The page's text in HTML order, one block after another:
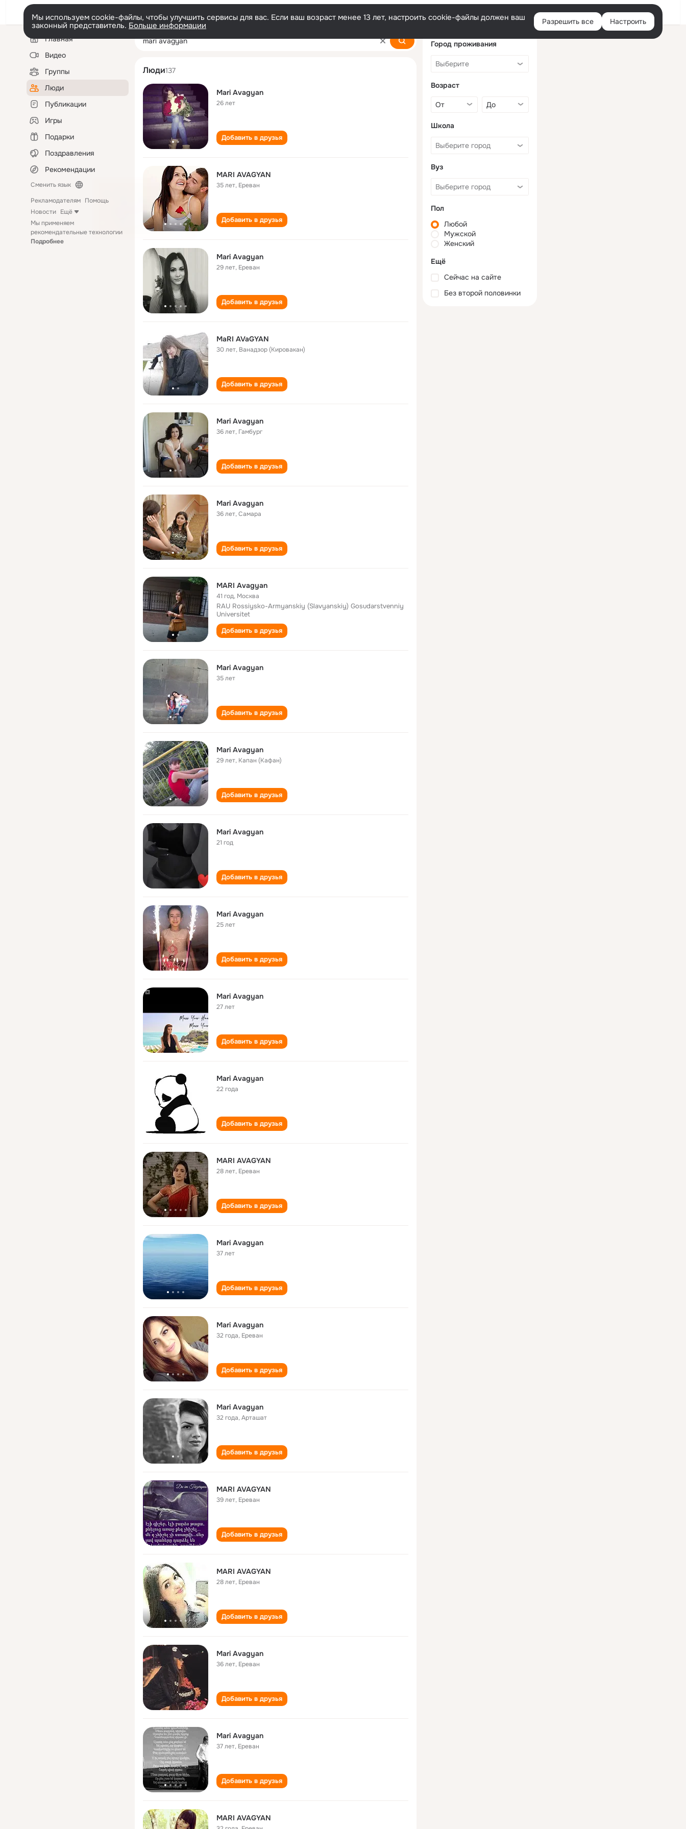
Войти
Мы используем cookie-файлы, чтобы улучшить сервисы для вас. Если ваш возраст менее 13 лет, настроить cookie-файлы должен ваш
законный представитель. Больше информации Разрешить все Настроить
Левая
колонкаГлавная
Видео
Группы
Люди
Публикации
Игры
Подарки
Поздравления
Рекомендации
Сменить язык
Рекламодателям Помощь
Новости Ещё
Мы применяем
рекомендательные технологии
Подробнее
mari avagyan
Люди137
Mari Avagyan
26 лет
Добавить в друзья
MARI AVAGYAN
35 лет, Ереван
Добавить в друзья
Mari Avagyan
29 лет, Ереван
Добавить в друзья
MaRI AVaGYAN
30 лет, Ванадзор (Кировакан)
Добавить в друзья
Mari Avagyan
36 лет, Гамбург
Добавить в друзья
Mari Avagyan
36 лет,Самара
Добавить в друзья
MARI Avagyan
41 год, Москва
RAU Rossiysko-Armyanskiy (Slavyanskiy) Gosudarstvenniy
Universitet
Добавить в друзья
Mari Avagyan
35 лет
Добавить в друзья
Mari Avagyan
29 лет, Капан (Кафан)
Добавить в друзья
Mari Avagyan
21 год
Добавить в друзья
Mari Avagyan
25 лет
Добавить в друзья
Mari Avagyan
27 лет
Добавить в друзья
Mari Avagyan
22 года
Добавить в друзья
MARI AVAGYAN
28 лет, Ереван
Добавить в друзья
Mari Avagyan
37 лет
Добавить в друзья
Mari Avagyan
32 года, Ереван
Добавить в друзья
Mari Avagyan
32 года,Арташат
Добавить в друзья
MARI AVAGYAN
39 лет, Ереван
Добавить в друзья
MARI AVAGYAN
28 лет, Ереван
Добавить в друзья
Mari Avagyan
36 лет, Ереван
Добавить в друзья
Mari Avagyan
37 лет, Ереван
Добавить в друзья
MARI AVAGYAN
Город проживания
Возраст
Школа
Вуз
Пол
Любой
Мужской
Женский
Ещё
Сейчас на сайте
Без второй половинки